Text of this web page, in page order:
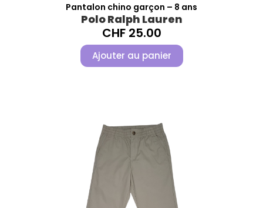
Pantalon chino garçon – 8 ans
Polo Ralph Lauren
CHF25.00
Ajouter au panier